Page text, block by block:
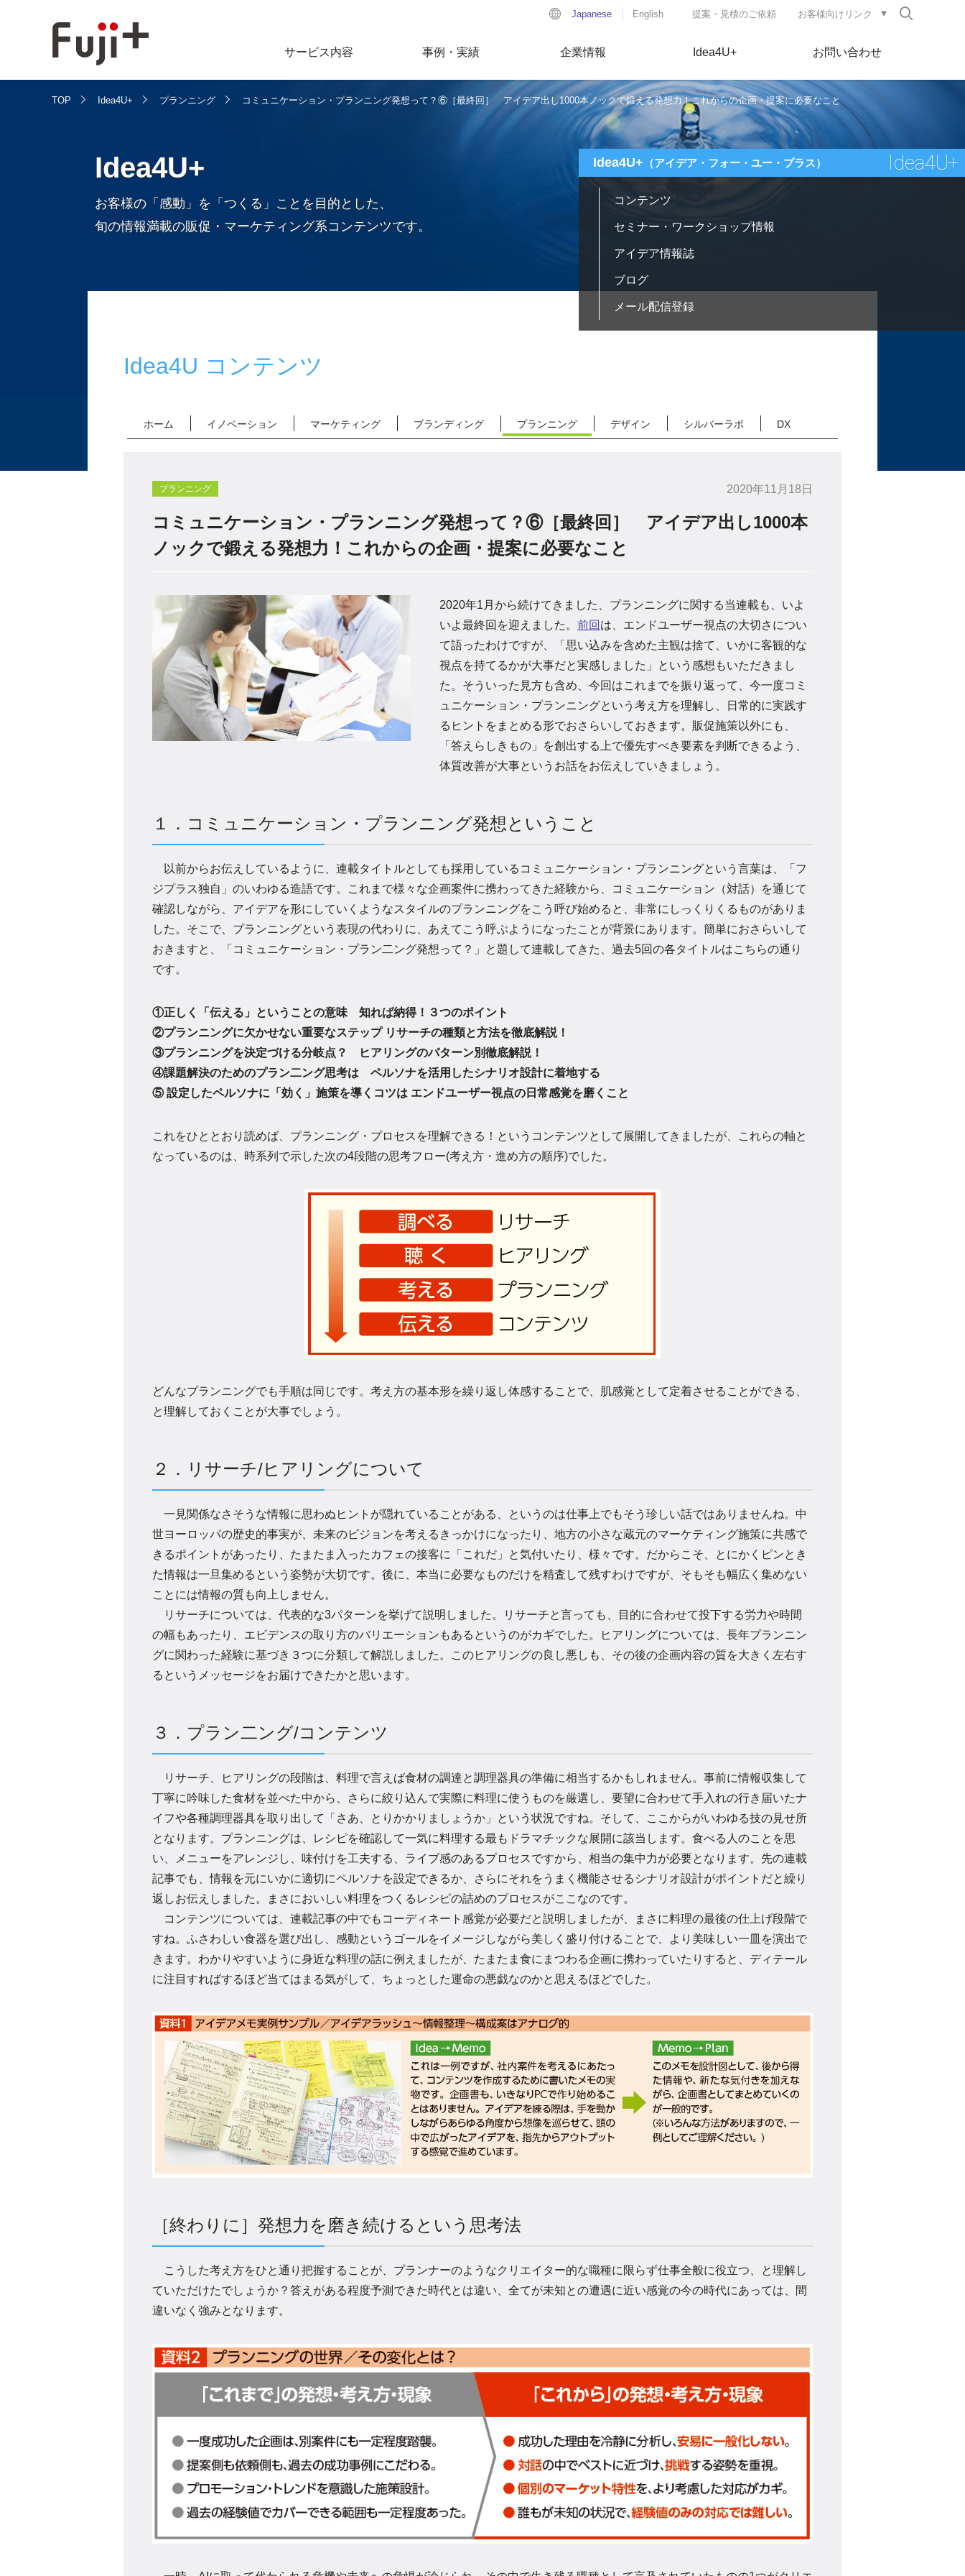
Japanese English 提案・見積のご依頼 お客様向けリンク
サービス内容 事例・実績 企業情報 Idea4U+ お問い合わせ
Idea4U+
お客様の「感動」を「つくる」ことを目的とした、
旬の情報満載の販促・マーケティング系コンテンツです。
TOP Idea4U+ プランニング コミュニケーション・プランニング発想って？⑥［最終回］ アイデア出し1000本ノックで鍛える発想力！これからの企画・提案に必要なこと
Idea4U コンテンツ
ホーム イノベーション マーケティング ブランディング プランニング デザイン シルバーラボ DX
プランニング 2020年11月18日
コミュニケーション・プランニング発想って？⑥［最終回］ アイデア出し1000本
ノックで鍛える発想力！これからの企画・提案に必要なこと
2020年1月から続けてきました、プランニングに関する当連載も、いよ
いよ最終回を迎えました。 前回 は、エンドユーザー視点の大切さについ
て語ったわけですが、「思い込みを含めた主観は捨て、いかに客観的な
視点を持てるかが大事だと実感しました」という感想もいただきまし
た。そういった見方も含め、今回はこれまでを振り返って、今一度コミ
ュニケーション・プランニングという考え方を理解し、日常的に実践す
るヒントをまとめる形でおさらいしておきます。販促施策以外にも、
「答えらしきもの」を創出する上で優先すべき要素を判断できるよう、
体質改善が大事というお話をお伝えしていきましょう。
１．コミュニケーション・プランニング発想ということ
以前からお伝えしているように、連載タイトルとしても採用しているコミュニケーション・プランニングという言葉は、「フ
ジプラス独自」のいわゆる造語です。これまで様々な企画案件に携わってきた経験から、コミュニケーション（対話）を通じて
確認しながら、アイデアを形にしていくようなスタイルのプランニングをこう呼び始めると、非常にしっくりくるものがありま
した。そこで、プランニングという表現の代わりに、あえてこう呼ぶようになったことが背景にあります。簡単におさらいして
おきますと、「コミュニケーション・プラン二ング発想って？」と題して連載してきた、過去5回の各タイトルはこちらの通り
です。
①正しく「伝える」ということの意味 知れば納得！３つのポイント
②プランニングに欠かせない重要なステップ リサーチの種類と方法を徹底解説！
③プランニングを決定づける分岐点？ ヒアリングのパターン別徹底解説！
④課題解決のためのプラン二ング思考は ペルソナを活用したシナリオ設計に着地する
⑤ 設定したペルソナに「効く」施策を導くコツは エンドユーザー視点の日常感覚を磨くこと
これをひととおり読めば、プランニング・プロセスを理解できる！というコンテンツとして展開してきましたが、これらの軸と
なっているのは、時系列で示した次の4段階の思考フロー(考え方・進め方の順序)でした。
どんなプランニングでも手順は同じです。考え方の基本形を繰り返し体感することで、肌感覚として定着させることができる、
と理解しておくことが大事でしょう。
２．リサーチ/ヒアリングについて
一見関係なさそうな情報に思わぬヒントが隠れていることがある、というのは仕事上でもそう珍しい話ではありませんね。中
世ヨーロッパの歴史的事実が、未来のビジョンを考えるきっかけになったり、地方の小さな蔵元のマーケティング施策に共感で
きるポイントがあったり、たまたま入ったカフェの接客に「これだ」と気付いたり、様々です。だからこそ、とにかくピンとき
た情報は一旦集めるという姿勢が大切です。後に、本当に必要なものだけを精査して残すわけですが、そもそも幅広く集めない
ことには情報の質も向上しません。
リサーチについては、代表的な3パターンを挙げて説明しました。リサーチと言っても、目的に合わせて投下する労力や時間
の幅もあったり、エビデンスの取り方のバリエーションもあるというのがカギでした。ヒアリングについては、長年プランニン
グに関わった経験に基づき３つに分類して解説しました。このヒアリングの良し悪しも、その後の企画内容の質を大きく左右す
るというメッセージをお届けできたかと思います。
３．プラン二ング/コンテンツ
リサーチ、ヒアリングの段階は、料理で言えば食材の調達と調理器具の準備に相当するかもしれません。事前に情報収集して
丁寧に吟味した食材を並べた中から、さらに絞り込んで実際に料理に使うものを厳選し、要望に合わせて手入れの行き届いたナ
イフや各種調理器具を取り出して「さあ、とりかかりましょうか」という状況ですね。そして、ここからがいわゆる技の見せ所
となります。プランニングは、レシピを確認して一気に料理する最もドラマチックな展開に該当します。食べる人のことを思
い、メニューをアレンジし、味付けを工夫する、ライブ感のあるプロセスですから、相当の集中力が必要となります。先の連載
記事でも、情報を元にいかに適切にペルソナを設定できるか、さらにそれをうまく機能させるシナリオ設計がポイントだと繰り
返しお伝えしました。まさにおいしい料理をつくるレシピの詰めのプロセスがここなのです。
コンテンツについては、連載記事の中でもコーディネート感覚が必要だと説明しましたが、まさに料理の最後の仕上げ段階で
すね。ふさわしい食器を選び出し、感動というゴールをイメージしながら美しく盛り付けることで、より美味しい一皿を演出で
きます。わかりやすいように身近な料理の話に例えましたが、たまたま食にまつわる企画に携わっていたりすると、ディテール
に注目すればするほど当てはまる気がして、ちょっとした運命の悪戯なのかと思えるほどでした。
［終わりに］発想力を磨き続けるという思考法
こうした考え方をひと通り把握することが、プランナーのようなクリエイター的な職種に限らず仕事全般に役立つ、と理解し
ていただけたでしょうか？答えがある程度予測できた時代とは違い、全てが未知との遭遇に近い感覚の今の時代にあっては、間
違いなく強みとなります。
Idea4U+ （アイデア・フォー・ユー・プラス） Idea4U+
コンテンツ
セミナー・ワークショップ情報
アイデア情報誌
ブログ
メール配信登録